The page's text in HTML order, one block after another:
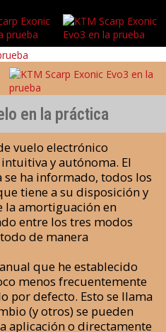
en la práctica
vuelo electrónico
y autónoma. El
se ha informado, todos los
tiene a su disposición y
la amortiguación en
entre los tres modos
de manera
que he establecido
menos frecuentemente
por defecto. Esto se llama
(y otros) se pueden
aplicación o directamente